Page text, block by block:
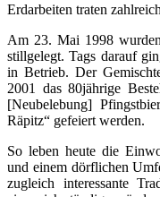
Erdarbeiten traten
Am 23. Mai 1998
stillgelegt. Tags darauf
in Betrieb. Der
2001 das 80jährige
[Neubelebung]
Räpitz“ gefeiert werden.
So leben heute die
und einem dörflichen
zugleich interessante